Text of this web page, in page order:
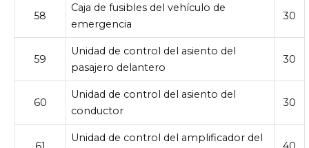
58
Caja de fusibles del vehículo de
emergencia
30
59
Unidad de control del asiento del
pasajero delantero
30
60
Unidad de control del asiento del
conductor
30
Unidad de control del amplificador del